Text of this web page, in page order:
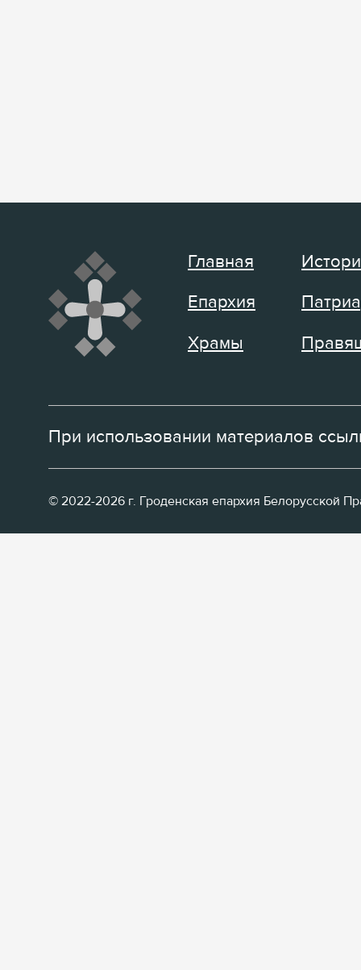
Главная
Епархия
Храмы
При использовании материалов
© 2022-2026 г. Гроденская епархия Белорусской